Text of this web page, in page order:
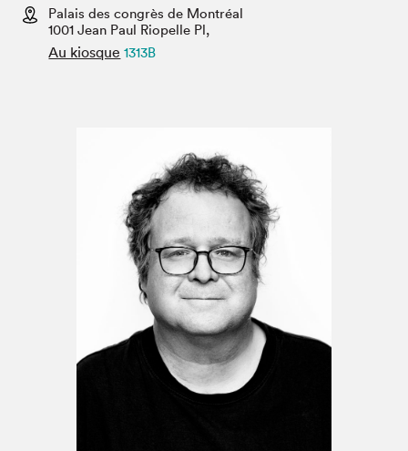
Espace médias
Palais des congrès de Montréal
1001 Jean Paul Riopelle Pl,
Au kiosque 1313B